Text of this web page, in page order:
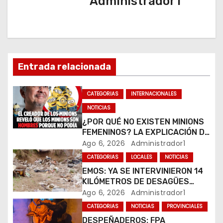
i
ó
n
d
e
e
n
t
r
Entrada relacionada
CATEGORIAS
INTERNACIONALES
NOTICIAS
¿POR QUÉ NO EXISTEN MINIONS
FEMENINOS? LA EXPLICACIÓN DE
SU CREADOR QUE VOLVIÓ A
VIRALIZARSE
Ago 6, 2026 Administrador1
CATEGORIAS LOCALES NOTICIAS
EMOS: YA SE INTERVINIERON 14
KILÓMETROS DE DESAGÜES
PLUVIALES
Ago 6, 2026 Administrador1
CATEGORIAS NOTICIAS PROVINCIALES
DESPEÑADEROS: FPA